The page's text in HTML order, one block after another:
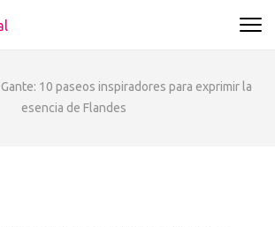
Un espacio donde descubrir la cara B de los
desde su música hasta su arquitectura o sus
sabores
Gante: 10 paseos inspiradores para exprimir la
esencia de Flandes